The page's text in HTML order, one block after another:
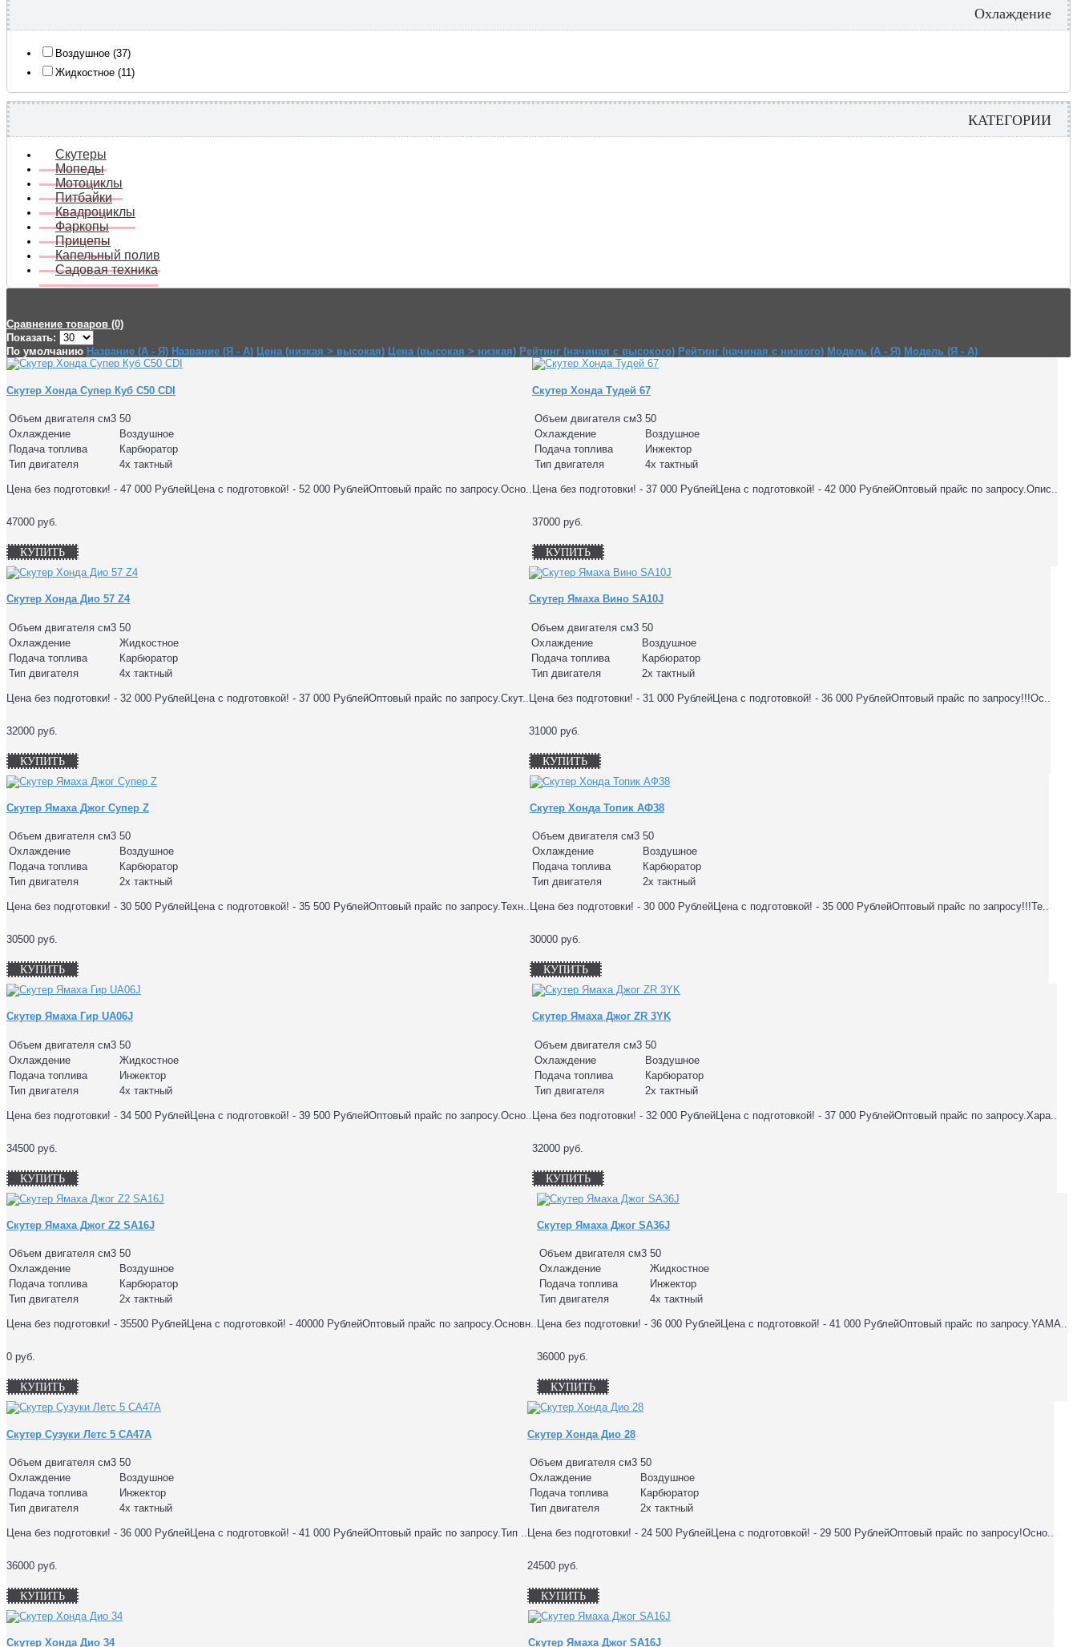
Охлаждение
Воздушное (37)
Жидкостное (11)
КАТЕГОРИИ
Скутеры
Мопеды
Мотоциклы
Питбайки
Квадроциклы
Фаркопы
Прицепы
Капельный полив
Садовая техника
Сравнение товаров (0)
Показать:
По умолчанию Название (А - Я) Название (Я - А) Цена (низкая > высокая) Цена (высокая > низкая) Рейтинг (начиная с высокого) Рейтинг (начиная с низкого) Модель (А - Я) Модель (Я - А)
Скутер Хонда Супер Куб C50 CDI
Объем двигателя см3 50
Охлаждение
Воздушное
Подача топлива
Карбюратор
Тип двигателя
4х тактный
Цена без подготовки! - 47 000 РублейЦена с подготовкой! - 52 000 РублейОптовый прайс по запросу.Осно..
47000 руб.
КУПИТЬ
Скутер Хонда Тудей 67
Объем двигателя см3 50
Охлаждение
Воздушное
Подача топлива
Инжектор
Тип двигателя
4х тактный
Цена без подготовки! - 37 000 РублейЦена с подготовкой! - 42 000 РублейОптовый прайс по запросу.Опис..
37000 руб.
КУПИТЬ
Скутер Хонда Дио 57 Z4
Объем двигателя см3 50
Охлаждение
Жидкостное
Подача топлива
Карбюратор
Тип двигателя
4х тактный
Цена без подготовки! - 32 000 РублейЦена с подготовкой! - 37 000 РублейОптовый прайс по запросу.Скут..
32000 руб.
КУПИТЬ
Скутер Ямаха Вино SA10J
Объем двигателя см3 50
Охлаждение
Воздушное
Подача топлива
Карбюратор
Тип двигателя
2х тактный
Цена без подготовки! - 31 000 РублейЦена с подготовкой! - 36 000 РублейОптовый прайс по запросу!!!Ос..
31000 руб.
КУПИТЬ
Скутер Ямаха Джог Супер Z
Объем двигателя см3 50
Охлаждение
Воздушное
Подача топлива
Карбюратор
Тип двигателя
2х тактный
Цена без подготовки! - 30 500 РублейЦена с подготовкой! - 35 500 РублейОптовый прайс по запросу.Техн..
30500 руб.
КУПИТЬ
Скутер Хонда Топик АФ38
Объем двигателя см3 50
Охлаждение
Воздушное
Подача топлива
Карбюратор
Тип двигателя
2х тактный
Цена без подготовки! - 30 000 РублейЦена с подготовкой! - 35 000 РублейОптовый прайс по запросу!!!Те..
30000 руб.
КУПИТЬ
Скутер Ямаха Гир UA06J
Объем двигателя см3 50
Охлаждение
Жидкостное
Подача топлива
Инжектор
Тип двигателя
4х тактный
Цена без подготовки! - 34 500 РублейЦена с подготовкой! - 39 500 РублейОптовый прайс по запросу.Осно..
34500 руб.
КУПИТЬ
Скутер Ямаха Джог ZR 3YK
Объем двигателя см3 50
Охлаждение
Воздушное
Подача топлива
Карбюратор
Тип двигателя
2х тактный
Цена без подготовки! - 32 000 РублейЦена с подготовкой! - 37 000 РублейОптовый прайс по запросу.Хара..
32000 руб.
КУПИТЬ
Скутер Ямаха Джог Z2 SA16J
Объем двигателя см3 50
Охлаждение
Воздушное
Подача топлива
Карбюратор
Тип двигателя
2х тактный
Цена без подготовки! - 35500 РублейЦена с подготовкой! - 40000 РублейОптовый прайс по запросу.Основн..
0 руб.
КУПИТЬ
Скутер Ямаха Джог SA36J
Объем двигателя см3 50
Охлаждение
Жидкостное
Подача топлива
Инжектор
Тип двигателя
4х тактный
Цена без подготовки! - 36 000 РублейЦена с подготовкой! - 41 000 РублейОптовый прайс по запросу.YAMA..
36000 руб.
КУПИТЬ
Скутер Сузуки Летс 5 CA47A
Объем двигателя см3 50
Охлаждение
Воздушное
Подача топлива
Инжектор
Тип двигателя
4х тактный
Цена без подготовки! - 36 000 РублейЦена с подготовкой! - 41 000 РублейОптовый прайс по запросу.Тип ..
36000 руб.
КУПИТЬ
Скутер Хонда Дио 28
Объем двигателя см3 50
Охлаждение
Воздушное
Подача топлива
Карбюратор
Тип двигателя
2х тактный
Цена без подготовки! - 24 500 РублейЦена с подготовкой! - 29 500 РублейОптовый прайс по запросу!Осно..
24500 руб.
КУПИТЬ
Скутер Хонда Дио 34 Скутер Ямаха Джог SA16J